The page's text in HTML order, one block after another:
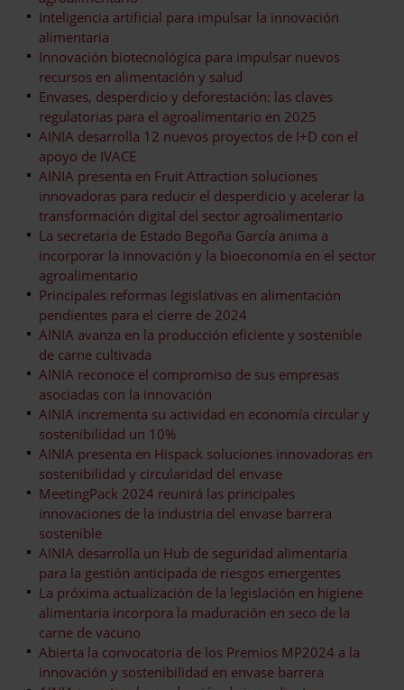
Inteligencia artificial para impulsar la innovación
alimentaria
Innovación biotecnológica para impulsar nuevos
recursos en alimentación y salud
Envases, desperdicio y deforestación: las claves
regulatorias para el agroalimentario en 2025
AINIA desarrolla 12 nuevos proyectos de I+D con el
apoyo de IVACE
AINIA presenta en Fruit Attraction soluciones
innovadoras para reducir el desperdicio y acelerar la
transformación digital del sector agroalimentario
La secretaria de Estado Begoña García anima a
incorporar la innovación y la bioeconomía en el sector
agroalimentario
Principales reformas legislativas en alimentación
pendientes para el cierre de 2024
AINIA avanza en la producción eficiente y sostenible
de carne cultivada
AINIA reconoce el compromiso de sus empresas
asociadas con la innovación
AINIA incrementa su actividad en economía circular y
sostenibilidad un 10%
AINIA presenta en Hispack soluciones innovadoras en
sostenibilidad y circularidad del envase
MeetingPack 2024 reunirá las principales
innovaciones de la industria del envase barrera
sostenible
AINIA desarrolla un Hub de seguridad alimentaria
para la gestión anticipada de riesgos emergentes
La próxima actualización de la legislación en higiene
alimentaria incorpora la maduración en seco de la
carne de vacuno
Abierta la convocatoria de los Premios MP2024 a la
innovación y sostenibilidad en envase barrera